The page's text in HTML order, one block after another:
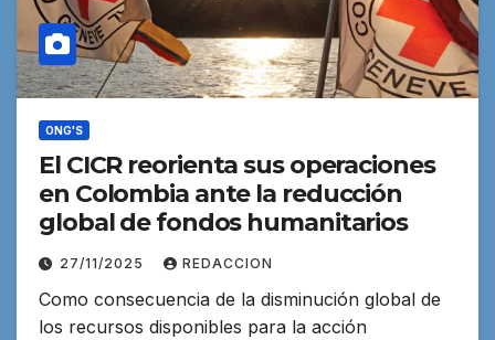
ONG'S
El CICR reorienta sus operaciones
en Colombia ante la reducción
global de fondos humanitarios
27/11/2025 REDACCION
Como consecuencia de la disminución global de
los recursos disponibles para la acción